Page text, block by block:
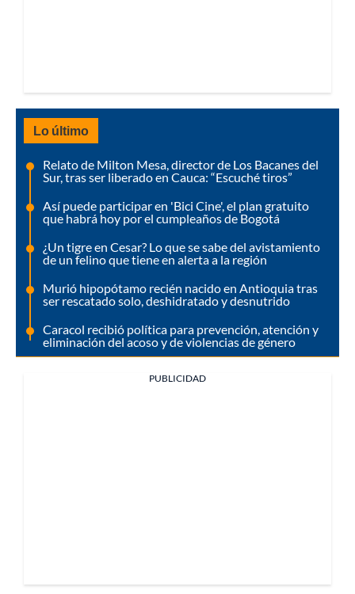
Lo último
Relato de Milton Mesa, director de Los Bacanes del
Sur, tras ser liberado en Cauca: “Escuché tiros”
Así puede participar en 'Bici Cine', el plan gratuito
que habrá hoy por el cumpleaños de Bogotá
¿Un tigre en Cesar? Lo que se sabe del avistamiento
de un felino que tiene en alerta a la región
Murió hipopótamo recién nacido en Antioquia tras
ser rescatado solo, deshidratado y desnutrido
Caracol recibió política para prevención, atención y
eliminación del acoso y de violencias de género
PUBLICIDAD